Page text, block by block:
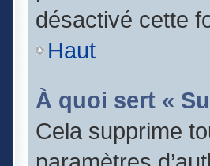
désactivé cette
Haut
À quoi sert «
Cela supprime